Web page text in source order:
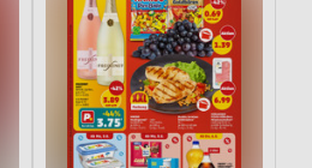
angeforderten